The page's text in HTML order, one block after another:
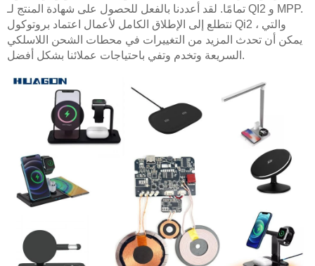
تمامًا. لقد أعددنا بالفعل للحصول على شهادة المنتج لـ QI2 و MPP.
نتطلع إلى الإطلاق الكامل لأعمال اعتماد بروتوكول Qi2 ، والتي
يمكن أن تحدث المزيد من التغييرات في محطات الشحن اللاسلكي
السريعة وتخدم وتفي باحتياجات عملائنا بشكل أفضل.